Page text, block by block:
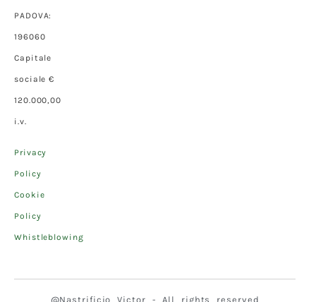
PADOVA:
196060
Capitale
sociale €
120.000,00
i.v.
Privacy
Policy
Cookie
Policy
Whistleblowing
@Nastrificio Victor - All rights reserved